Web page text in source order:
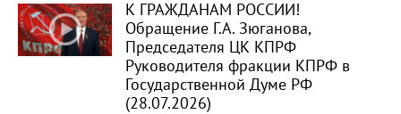
К ГРАЖДАНАМ РОССИИ!
Обращение Г.А. Зюганова,
Председателя ЦК КПРФ
Руководителя фракции КПРФ в
Государственной Думе РФ
(28.07.2026)